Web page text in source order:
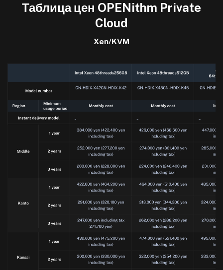
Таблица цен OPENithm Private
Cloud
Xen/KVM